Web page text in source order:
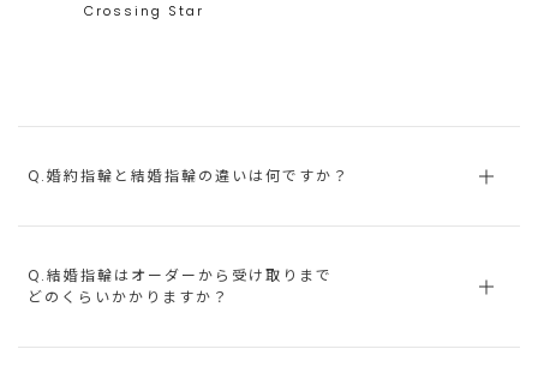
Crossing Star
Q.婚約指輪と結婚指輪の違いは何ですか？
Q.結婚指輪はオーダーから受け取りまで
どのくらいかかりますか？